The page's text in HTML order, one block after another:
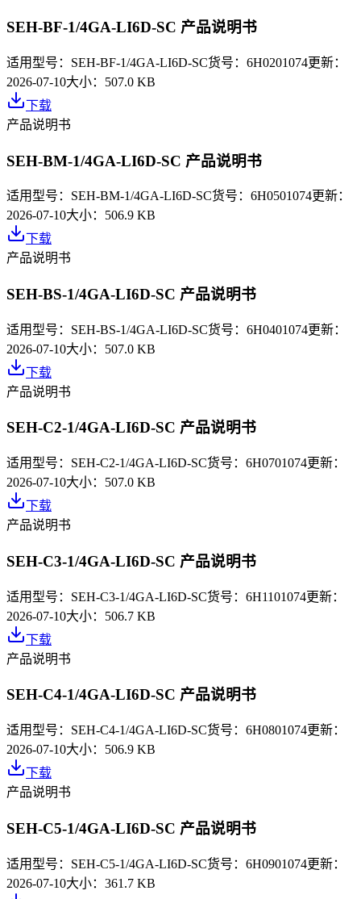
SEH-BF-1/4GA-LI6D-SC 产品说明书
适用型号： SEH-BF-1/4GA-LI6D-SC货号： 6H0201074更新：
2026-07-10大小： 507.0 KB
下载
产品说明书
SEH-BM-1/4GA-LI6D-SC 产品说明书
适用型号： SEH-BM-1/4GA-LI6D-SC货号： 6H0501074更新：
2026-07-10大小： 506.9 KB
下载
产品说明书
SEH-BS-1/4GA-LI6D-SC 产品说明书
适用型号： SEH-BS-1/4GA-LI6D-SC货号： 6H0401074更新：
2026-07-10大小： 507.0 KB
下载
产品说明书
SEH-C2-1/4GA-LI6D-SC 产品说明书
适用型号： SEH-C2-1/4GA-LI6D-SC货号： 6H0701074更新：
2026-07-10大小： 507.0 KB
下载
产品说明书
SEH-C3-1/4GA-LI6D-SC 产品说明书
适用型号： SEH-C3-1/4GA-LI6D-SC货号： 6H1101074更新：
2026-07-10大小： 506.7 KB
下载
产品说明书
SEH-C4-1/4GA-LI6D-SC 产品说明书
适用型号： SEH-C4-1/4GA-LI6D-SC货号： 6H0801074更新：
2026-07-10大小： 506.9 KB
下载
产品说明书
SEH-C5-1/4GA-LI6D-SC 产品说明书
适用型号： SEH-C5-1/4GA-LI6D-SC货号： 6H0901074更新：
2026-07-10大小： 361.7 KB